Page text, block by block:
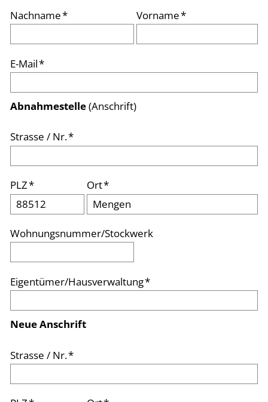
Nachname* Vorname*
E-Mail*
Abnahmestelle(Anschrift)
Strasse / Nr.*
PLZ* Ort*
Wohnungsnummer/Stockwerk
Eigentümer/Hausverwaltung*
Neue Anschrift
Strasse / Nr.*